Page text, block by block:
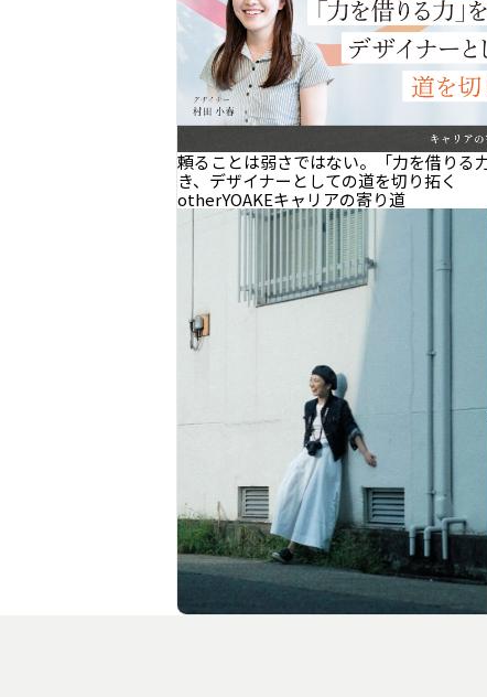
頼ることは弱さではない。「力を借りる
き、デザイナーとしての道を切り拓く
otherYOAKEキャリアの寄り道